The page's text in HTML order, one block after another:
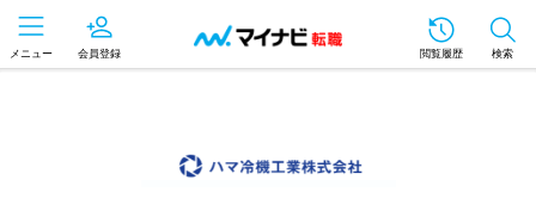
メニュー 会員登録 閲覧履歴 検索